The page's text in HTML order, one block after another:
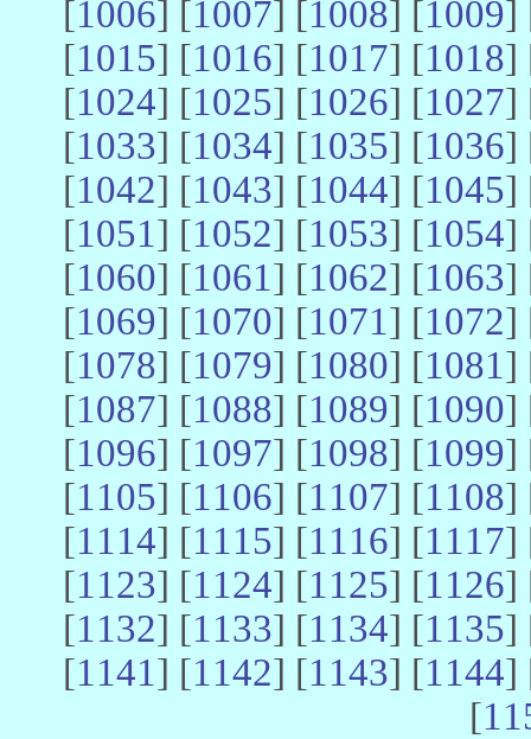
[1006] [1007] [1008] [1009]
[1015] [1016] [1017] [1018]
[1024] [1025] [1026] [1027]
[1033] [1034] [1035] [1036]
[1042] [1043] [1044] [1045]
[1051] [1052] [1053] [1054]
[1060] [1061] [1062] [1063]
[1069] [1070] [1071] [1072]
[1078] [1079] [1080] [1081]
[1087] [1088] [1089] [1090]
[1096] [1097] [1098] [1099]
[1105] [1106] [1107] [1108]
[1114] [1115] [1116] [1117]
[1123] [1124] [1125] [1126]
[1132] [1133] [1134] [1135]
[1141] [1142] [1143] [1144]
[